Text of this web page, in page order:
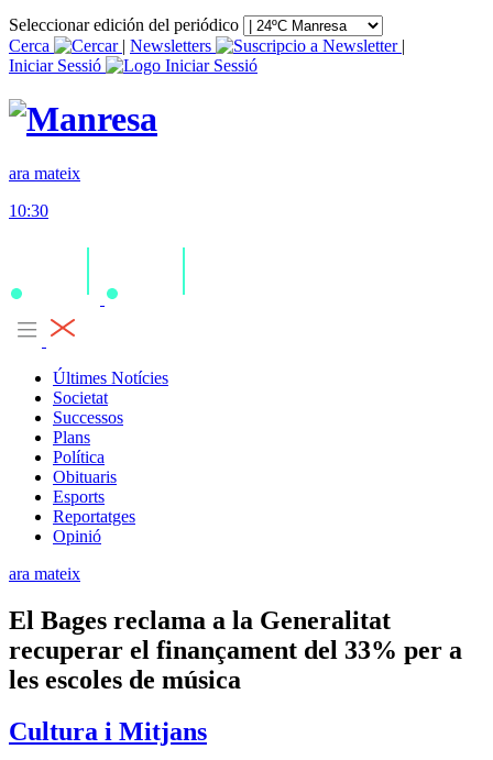
Seleccionar edición del periódico
Cerca
| Newsletters
|
Iniciar Sessió
ara mateix
10:30
Últimes Notícies
Societat
Successos
Plans
Política
Obituaris
Esports
Reportatges
Opinió
ara mateix
El Bages reclama a la Generalitat
recuperar el finançament del 33% per a
les escoles de música
Cultura i Mitjans